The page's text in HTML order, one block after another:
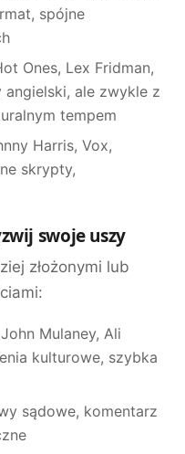
spójne
Ones, Lex Fridman,
angielski, ale zwykle z
tempem
Harris, Vox,
skrypty,
swoje uszy
złożonymi lub
Mulaney, Ali
kulturowe, szybka
sądowe, komentarz